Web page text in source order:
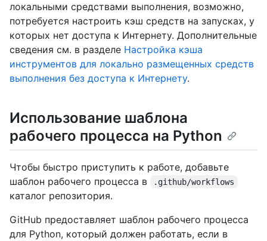
локальными средствами выполнения, возможно,
потребуется настроить кэш средств на запусках, у
которых нет доступа к Интернету. Дополнительные
сведения см. в разделе Настройка кэша
инструментов для локально размещенных средств
выполнения без доступа к Интернету.
Использование шаблона
рабочего процесса на Python
Чтобы быстро приступить к работе, добавьте
шаблон рабочего процесса в
.github/workflows
каталог репозитория.
GitHub предоставляет шаблон рабочего процесса
для Python, который должен работать, если в